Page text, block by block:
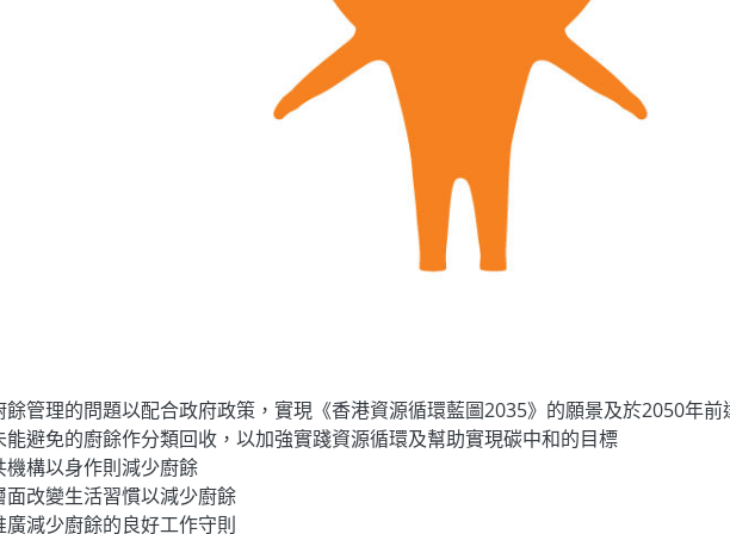
管理的問題以配合政府政策，實現《香港資源循環藍圖2035》的願景及於2050年前
避免的廚餘作分類回收，以加強實踐資源循環及幫助實現碳中和的目標
構以身作則減少廚餘
改變生活習慣以減少廚餘
減少廚餘的良好工作守則